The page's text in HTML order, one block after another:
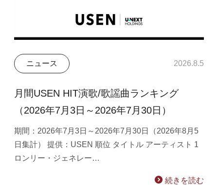
ニュース 2026.8.5
月間USEN HIT演歌/歌謡曲ランキング
（2026年7月3日～2026年7月30日）
期間：2026年7月3日～2026年7月30日（2026年8月5
日集計） 提供：USEN 順位 タイトル アーティスト 1
ロンリー・ジェネレー…
続きを読む